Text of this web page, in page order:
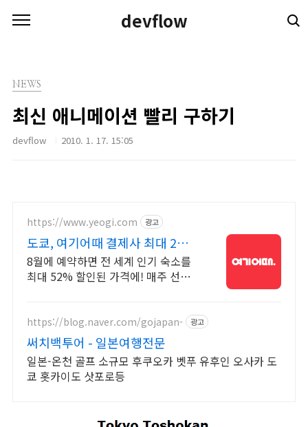
devflow
NEWS
최신 애니메이션 빨리 구하기
devflow 2010. 1. 17. 15:05
https://www.yeogi.com 광고
도쿄, 여기어때 결제사 최대 2만
원 추가할인
8월에 예약하면 전 세계 인기 숙소를
최대 52% 할인된 가격에! 매주 선착
https://blog.naver.com/gojapan- 광고
써치백투어 - 일본여행전문
일본-온천 골프 소규모 후쿠오카 벳푸 유후인 오사카 도
쿄 홋카이도 삿포로등